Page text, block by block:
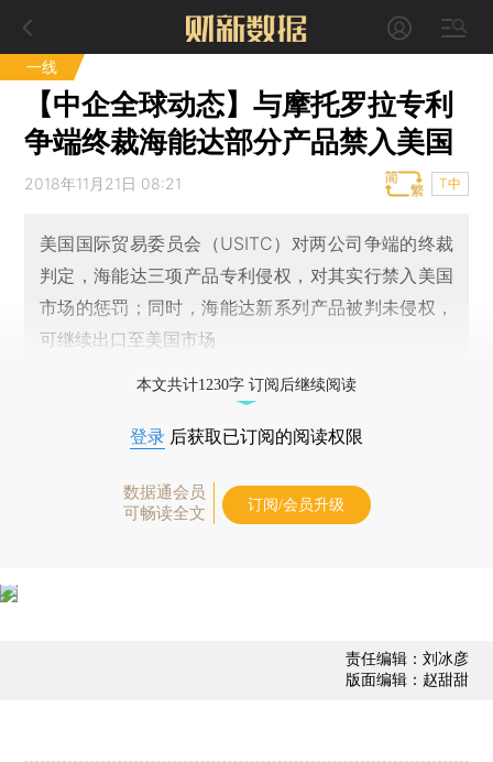
一线
【中企全球动态】与摩托罗拉专利
争端终裁海能达部分产品禁入美国
2018年11月21日 08:21 T中
美国国际贸易委员会（USITC）对两公司争端的终裁
判定，海能达三项产品专利侵权，对其实行禁入美国
市场的惩罚；同时，海能达新系列产品被判未侵权，
可继续出口至美国市场
本文共计1230字 订阅后继续阅读
登录 后获取已订阅的阅读权限
数据通会员
可畅读全文
订阅/会员升级
责任编辑：刘冰彦
版面编辑：赵甜甜